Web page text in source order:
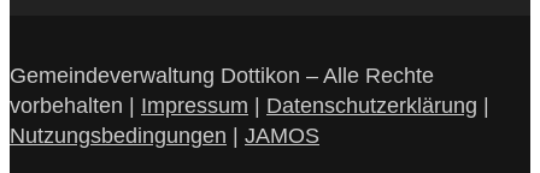
Gemeindeverwaltung Dottikon – Alle Rechte
vorbehalten | Impressum Datenschutzerklärung
Nutzungsbedingungen
JAMOS